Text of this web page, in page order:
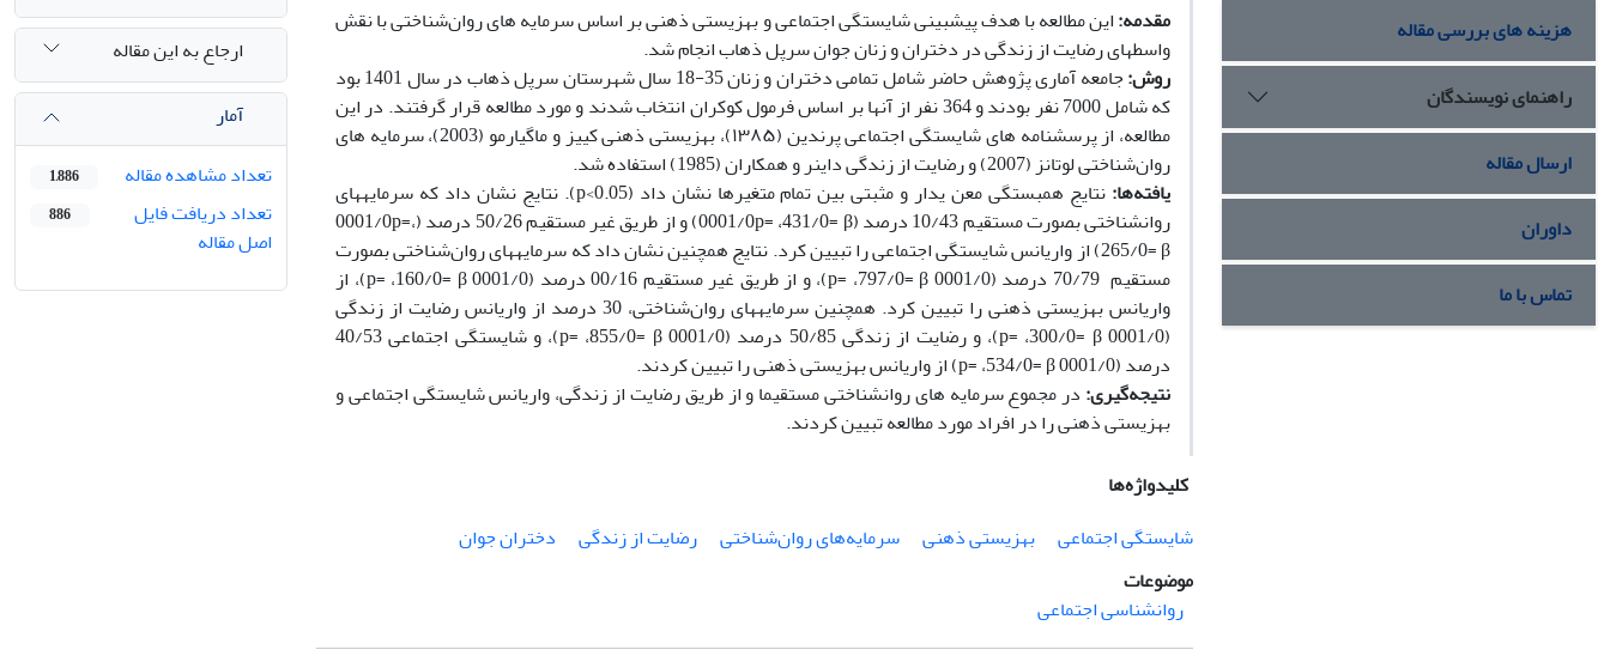
مقدمه:این مطالعه با هدف پیش­بینی شایستگی اجتماعی و بهزیستی ذهنی بر اساس سرمایه­ های روان‌شناختی با نقش
واسطه­ای رضایت از زندگی در دختران و زنان جوان سرپل ذهاب انجام شد.
روش:
جامعه آماری پژوهش حاضر شامل تمامی دختران و زنان 35-18 سال شهرستان سرپل ذهاب در سال 1401 بود
که شامل 7000 نفر بودند و 364 نفر از آن­ها بر اساس فرمول کوکران انتخاب شدند و مورد مطالعه قرار گرفتند. در این
مطالعه، از پرسش­نامه­ های شایستگی اجتماعی پرندین (۱۳۸۵)، بهزیستی ذهنی کییز و ماگیارمو (2003)، سرمایه­ های
روان‌شناختی لوتانز (2007) و رضایت از زندگی داینر و همکاران (1985) استفاده شد.
یافته‌ها:
نتایج همبستگی معن ی­دار و مثبتی بین تمام متغیرها نشان داد (p<0.05). نتایج نشان داد که سرمایه­های
روانشناختی بصورت مستقیم 10/43 درصد (0001/0p= ،431/0= β) و از طریق غیر مستقیم 50/26 درصد (0001/0p=،
265/0= β) از واریانس شایستگی اجتماعی را تبیین کرد. نتایج همچنین نشان داد که سرمایه­های روان‌شناختی بصورت
مستقیم 70/79 درصد (0001/0 p= ،797/0= β)، و از طریق غیر مستقیم 00/16 درصد (0001/0 p= ،160/0= β)، از
واریانس بهزیستی ذهنی را تبیین کرد. همچنین سرمایه­های روان‌شناختی، 30 درصد از واریانس رضایت از زندگی
(0001/0 p= ،300/0= β)، و رضایت از زندگی 50/85 درصد (0001/0 p= ،855/0= β)، و شایستگی اجتماعی 40/53
درصد (0001/0 p= ،534/0= β) از واریانس بهزیستی ذهنی را تبیین کردند.
نتیجه‌گیری: در مجموع سرمایه های روانشناختی مستقیما و از طریق رضایت از زندگی، واریانس شایستگی اجتماعی و
بهزیستی ذهنی را در افراد مورد مطالعه تبیین کردند.
کلیدواژه‌ها
شایستگی اجتماعی
بهزیستی ذهنی سرمایه‌های روان‌شناختی رضایت از زندگی
دختران جوان
موضوعات
روانشناسی اجتماعی
ارجاع به این مقاله
آمار
تعداد مشاهده مقاله
1,886
تعداد دریافت فایل
اصل مقاله
886
هزینه های بررسی مقاله
راهنمای نویسندگان
ارسال مقاله
داوران
تماس با ما